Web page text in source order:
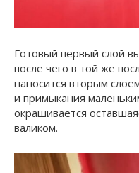
Готовый первый слой
после чего в той же
наносится вторым
и примыкания
окрашивается
валиком.